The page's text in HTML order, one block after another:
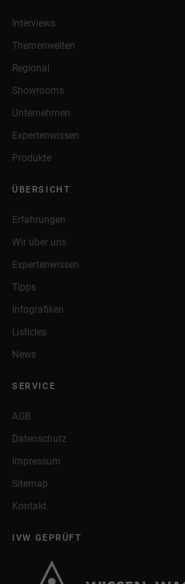
Interviews
Themenwelten
Regional
Showrooms
Unternehmen
Expertenwissen
Produkte
ÜBERSICHT
Erfahrungen
Wir über uns
Expertenwissen
Tipps
Infografiken
Listicles
News
SERVICE
AGB
Datenschutz
Impressum
Sitemap
Kontakt
IVW GEPRÜFT